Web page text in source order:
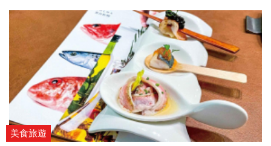
籲破除高教評鑑迷思，以務實立場面對自身不足。 (倡議10) 依
托咪酯破格升為一級毒品，仍面臨檢測與結構突變的定罪瓶
頸。 專家建議，嚴刑背後更應思考前端防堵與後端處遇，加強
宣導並加固社區戒治網。
美食旅遊